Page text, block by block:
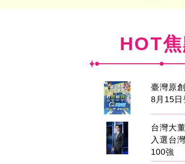
HOT
臺灣原
8月15
台灣大
入選台
100強